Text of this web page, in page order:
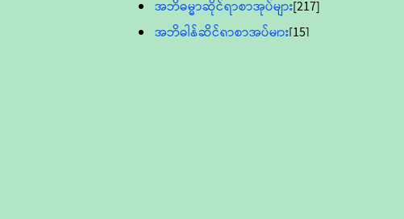
အဘိဓမ္မာဆိုင်ရာစာအုပ်များ[217]
အဘိဓါန်ဆိုင်ရာစာအုပ်များ[15]